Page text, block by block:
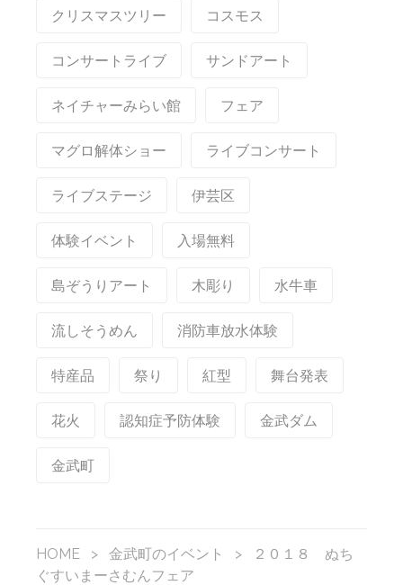
クリスマスツリー コスモス
コンサートライブ サンドアート
ネイチャーみらい館 フェア
マグロ解体ショー ライブコンサート
ライブステージ 伊芸区
体験イベント 入場無料
島ぞうりアート 木彫り 水牛車
流しそうめん 消防車放水体験
特産品 祭り 紅型 舞台発表
花火 認知症予防体験 金武ダム
金武町
HOME > 金武町のイベント >
２０１８ ぬち
ぐすいまーさむんフェア